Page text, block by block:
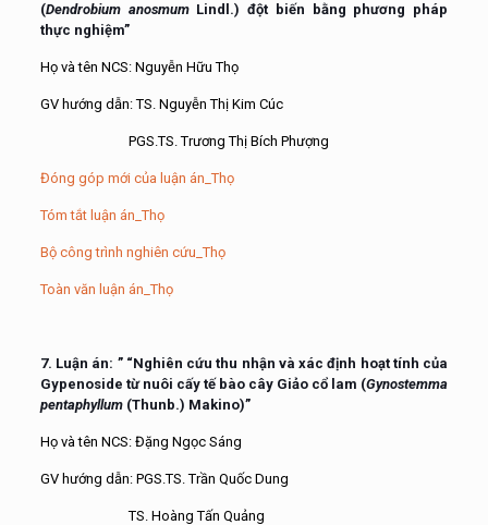
(Dendrobium anosmumLindl.) đột biến bằng phương pháp
thực nghiệm”
Họ và tên NCS: Nguyễn Hữu Thọ
GV hướng dẫn: TS. Nguyễn Thị Kim Cúc
PGS.TS. Trương Thị Bích Phượng
Đóng góp mới của luận án_Thọ
Tóm tắt luận án_Thọ
Bộ công trình nghiên cứu_Thọ
Toàn văn luận án_Thọ
7. Luận án: ” “Nghiên cứu thu nhận và xác định hoạt tính của
Gypenoside từ nuôi cấy tế bào cây Giảo cổ lam (Gynostemma
pentaphyllum (Thunb.) Makino)”
Họ và tên NCS: Đặng Ngọc Sáng
GV hướng dẫn: PGS.TS. Trần Quốc Dung
TS. Hoàng Tấn Quảng